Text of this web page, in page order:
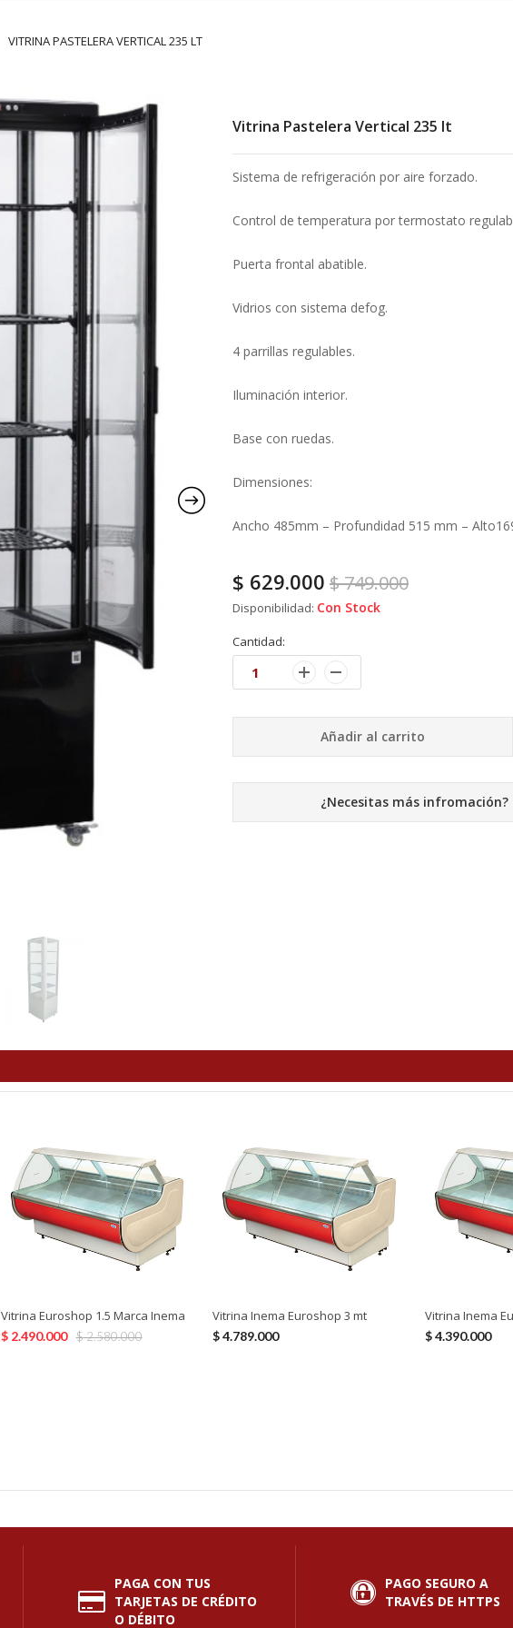
VITRINA PASTELERA VERTICAL 235 LT
Vitrina Pastelera Vertical 235 lt
Sistema de refrigeración por aire forzado.
Control de temperatura por termostato
Puerta frontal abatible.
Vidrios con sistema defog.
4 parrillas regulables.
Iluminación interior.
Base con ruedas.
Dimensiones:
Ancho 485mm – Profundidad 515 mm –
$749.000
$ 629.000
Disponibilidad: Con Stock
Cantidad:
Añadir al carrito
¿Necesitas más infromación?
Vitrina Euroshop 1.5 Marca Inema
$2.580.000
$2.490.000
Vitrina Inema Euroshop 3 mt
$4.789.000
Vitrina Inema
$4.390.000
PAGA CON TUS
TARJETAS DE CRÉDITO
O DÉBITO
PAGO SEGURO A
TRAVÉS DE HTTPS